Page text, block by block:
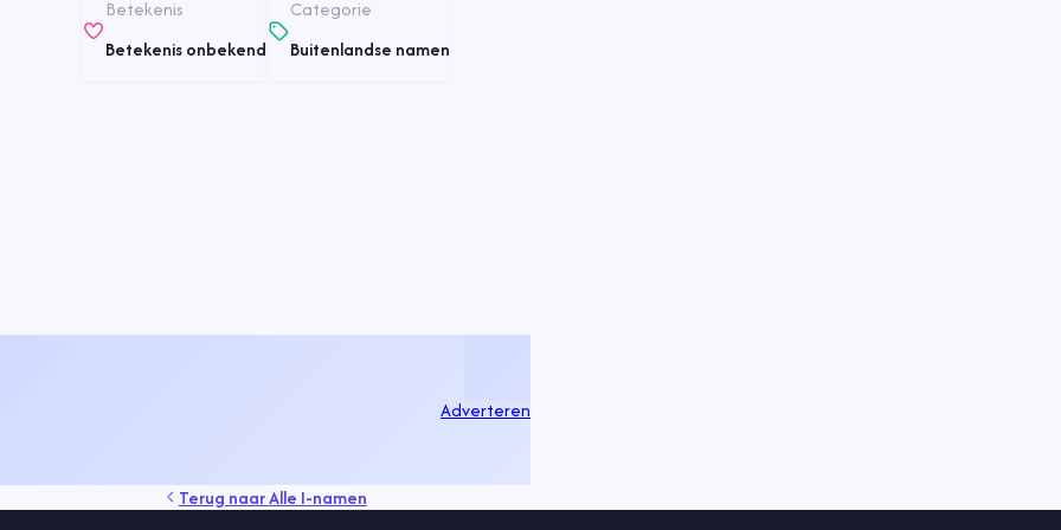
Betekenis
Betekenis onbekend
Categorie
Buitenlandse namen
Adverteren
Terug naarAlle I-namen